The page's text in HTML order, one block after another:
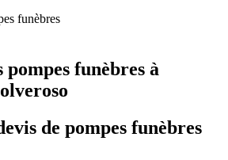
funèbres
pompes funèbres à
de pompes funèbres